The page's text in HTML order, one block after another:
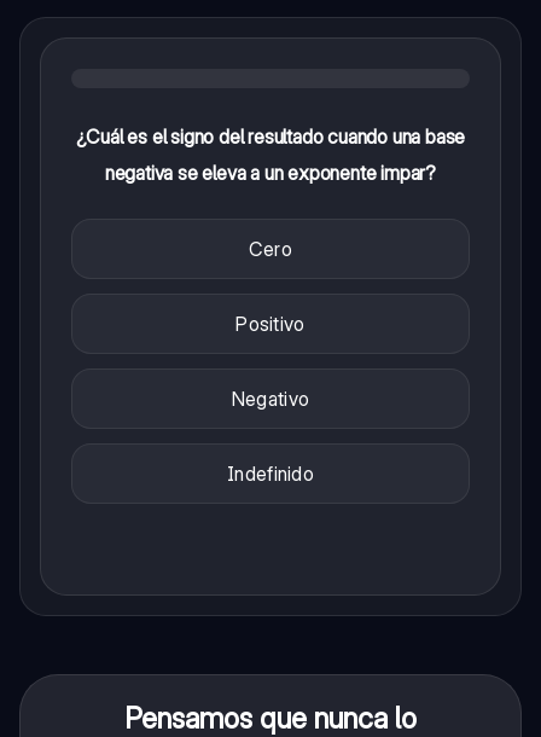
¿Cuál es el signo del resultado cuando una base
negativa se eleva a un exponente impar?
Cero
Positivo
Negativo
Indefinido
Pensamos que nunca lo